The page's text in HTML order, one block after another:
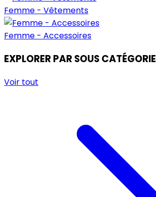
Femme - Vêtements
Femme - Accessoires
EXPLORER PAR SOUS CATÉGORIE
Voir tout